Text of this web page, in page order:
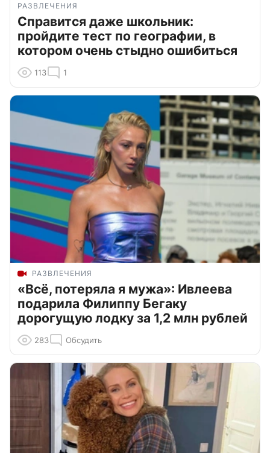
РАЗВЛЕЧЕНИЯ
Справится даже школьник:
пройдите тест по географии, в
котором очень стыдно ошибиться
113 1
РАЗВЛЕЧЕНИЯ
«Всё, потеряла я мужа»: Ивлеева
подарила Филиппу Бегаку
дорогущую лодку за 1,2 млн рублей
283 Обсудить